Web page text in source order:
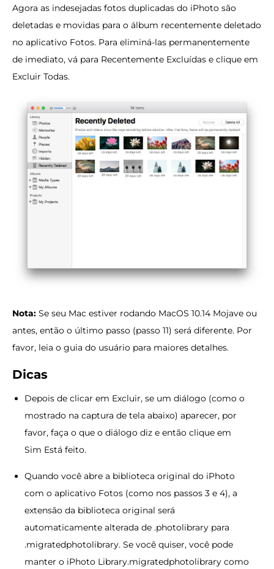
Agora as indesejadas fotos duplicadas do iPhoto são
deletadas e movidas para o álbum recentemente deletado
no aplicativo Fotos. Para eliminá-las permanentemente
de imediato, vá para Recentemente Excluídas e clique em
Excluir Todas.
Nota: Se seu Mac estiver rodando MacOS 10.14 Mojave ou
antes, então o último passo (passo 11) será diferente. Por
favor, leia o guia do usuário para maiores detalhes.
Dicas
Depois de clicar em Excluir, se um diálogo (como o
mostrado na captura de tela abaixo) aparecer, por
favor, faça o que o diálogo diz e então clique em
Sim Está feito.
Quando você abre a biblioteca original do iPhoto
com o aplicativo Fotos (como nos passos 3 e 4), a
extensão da biblioteca original será
automaticamente alterada de .photolibrary para
.migratedphotolibrary. Se você quiser, você pode
manter o iPhoto Library.migratedphotolibrary como